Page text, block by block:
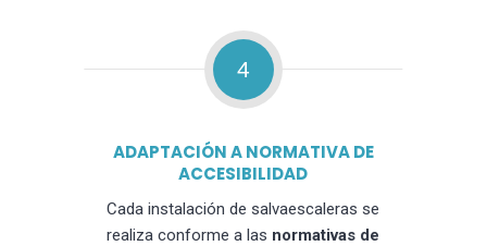
4
ADAPTACIÓN A NORMATIVA DE
ACCESIBILIDAD
Cada instalación de salvaescaleras se
realiza conforme a las normativas de